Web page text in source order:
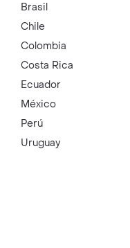
Brasil
Chile
Colombia
Costa Rica
Ecuador
México
Perú
Uruguay